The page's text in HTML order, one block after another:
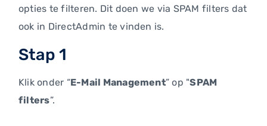
opties te filteren. Dit doen we via SPAM filters dat
ook in DirectAdmin te vinden is.
Stap 1
Klik onder “E-Mail Management” op "SPAM
filters”.